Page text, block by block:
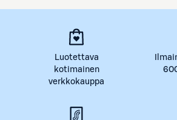
Luotettava
kotimainen
verkkokauppa